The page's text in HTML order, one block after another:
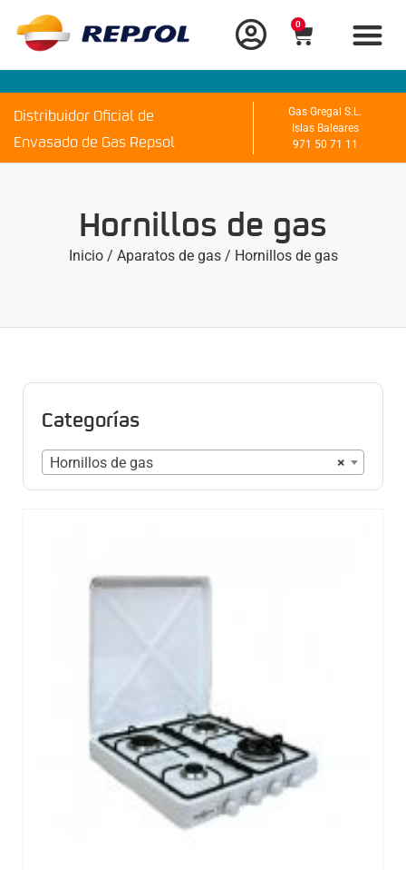
0
Distribuidor Oficial de
Envasado de Gas Repsol
Gas Gregal S.L.
Islas Baleares
971 50 71 11
Hornillos de gas
Inicio/ Aparatos de gas/ Hornillos de gas
Categorías
×
Hornillos de gas